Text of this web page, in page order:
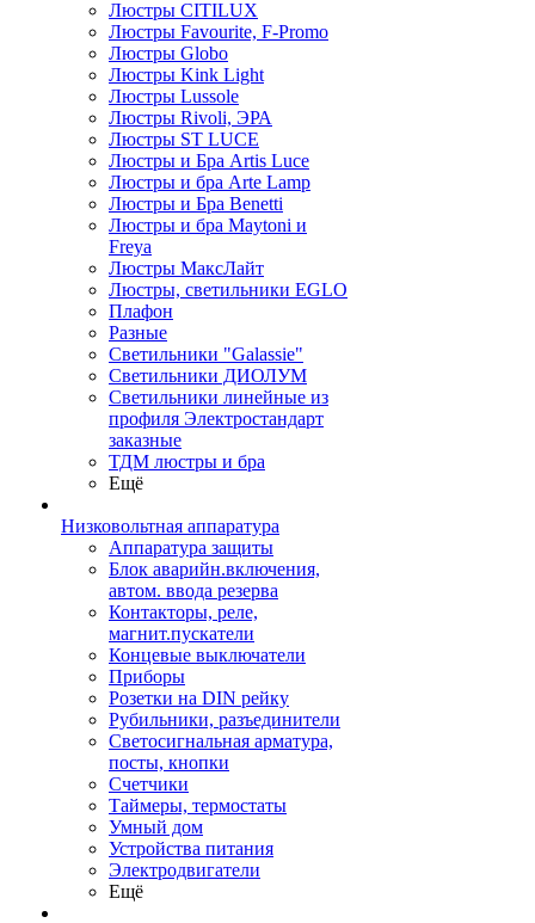
Люстры CITILUX
Люстры Favourite, F-Promo
Люстры Globo
Люстры Kink Light
Люстры Lussole
Люстры Rivoli, ЭРА
Люстры ST LUCE
Люстры и Бра Artis Luce
Люстры и бра Arte Lamp
Люстры и Бра Benetti
Люстры и бра Maytoni и
Freya
Люстры МаксЛайт
Люстры, светильники EGLO
Плафон
Разные
Светильники "Galassie"
Светильники ДИОЛУМ
Светильники линейные из
профиля Электростандарт
заказные
ТДМ люстры и бра
Ещё
Низковольтная аппаратура
Аппаратура защиты
Блок аварийн.включения,
автом. ввода резерва
Контакторы, реле,
магнит.пускатели
Концевые выключатели
Приборы
Розетки на DIN рейку
Рубильники, разъединители
Светосигнальная арматура,
посты, кнопки
Счетчики
Таймеры, термостаты
Умный дом
Устройства питания
Электродвигатели
Ещё